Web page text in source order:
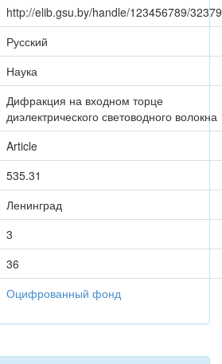
http://elib.gsu.by/handle/123456789/32379
Русский
Наука
Дифракция на входном торце
диэлектрического световодного волокна
Article
535.31
Ленинград
3
36
Оцифрованный фонд